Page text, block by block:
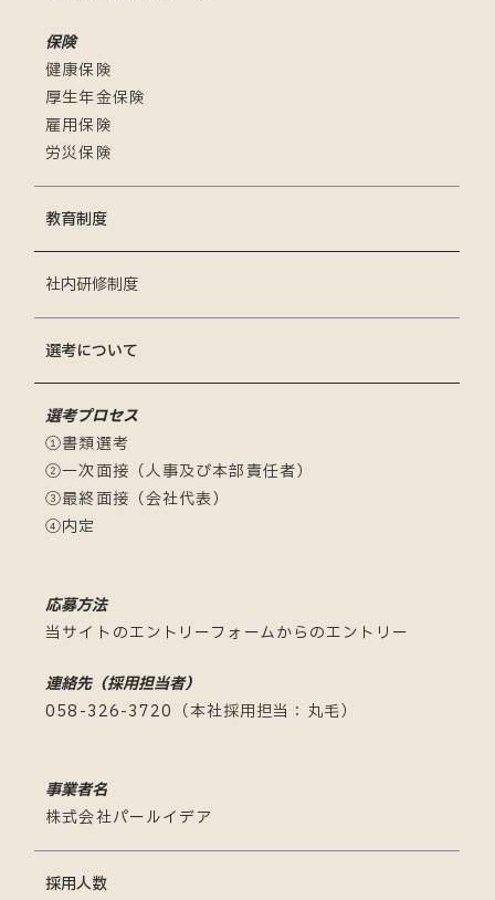
保険
健康保険
厚生年金保険
雇用保険
労災保険
教育制度
社内研修制度
選考について
選考プロセス
①書類選考
②一次面接（人事及び本部責任者）
③最終面接（会社代表）
④内定
応募方法
当サイトのエントリーフォームからのエントリー
連絡先（採用担当者）
058-326-3720（本社採用担当：丸毛）
事業者名
株式会社パールイデア
採用人数